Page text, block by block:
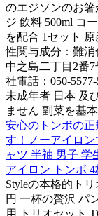
のエジソンのお
ジ 飲料 500ml コ
を配合 1セット
性関与成分：難
中之島二丁目2番7
社電話：050-
未成年者 日本 及
ません 副菜を基
安心のトンボの
す！ノーアイロン
ャツ 半袖 男子 学
アイロン トンボ 4
Styleの本格的ト
円 一杯の贅沢 パ
用 トリオセット